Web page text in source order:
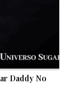
Daddy No